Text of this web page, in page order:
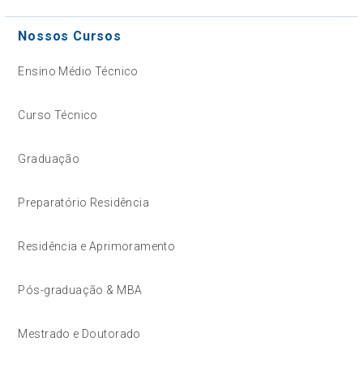
Nossos Cursos
Ensino Médio Técnico
Curso Técnico
Graduação
Preparatório Residência
Residência e Aprimoramento
Pós-graduação & MBA
Mestrado e Doutorado